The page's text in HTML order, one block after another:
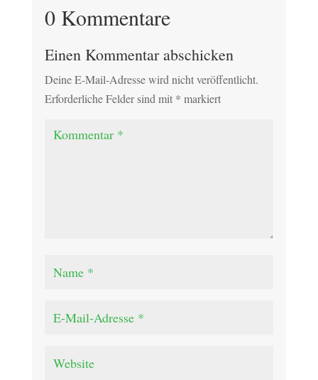
0 Kommentare
Einen Kommentar abschicken
Deine E-Mail-Adresse wird nicht veröffentlicht.
Erforderliche Felder sind mit * markiert